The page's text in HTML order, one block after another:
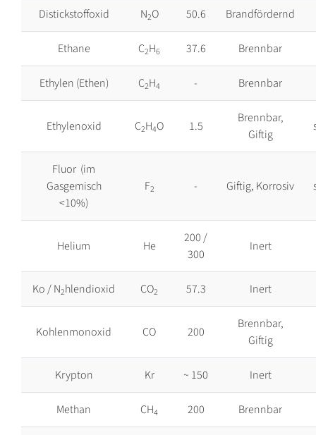
Distickstoffoxid N2O 50.6 Brandfördernd
Ethane C2H6 37.6 Brennbar
Ethylen (Ethen) C2H4 - Brennbar
Ethylenoxid C2H4O 1.5
Brennbar,
Giftig
Fluor (im
Gasgemisch
<10%)
F2 - Giftig, Korrosiv
Helium He
200 /
300
Inert
Ko / N2hlendioxid CO2 57.3 Inert
Kohlenmonoxid CO 200
Brennbar,
Giftig
Krypton Kr ~ 150 Inert
Methan CH4 200 Brennbar